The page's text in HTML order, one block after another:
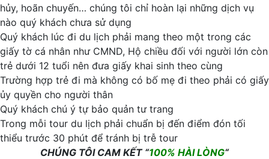
hủy, hoãn chuyến… chúng tôi chỉ hoàn lại những dịch vụ
nào quý khách chưa sử dụng
Quý khách lúc đi du lịch phải mang theo một trong các
giấy tờ cá nhân như CMND, Hộ chiều đối với người lớn còn
trẻ dưới 12 tuổi nên đưa giấy khai sinh theo cùng
Trường hợp trẻ đi mà không có bố mẹ đi theo phải có giấy
ủy quyền cho người thân
Quý khách chú ý tự bảo quản tư trang
Trong mỗi tour du lịch phải chuẩn bị đến điểm đón tối
thiểu trước 30 phút để tránh bị trễ tour
CHÚNG TÔI CAM KẾT “100% HÀI LÒNG“